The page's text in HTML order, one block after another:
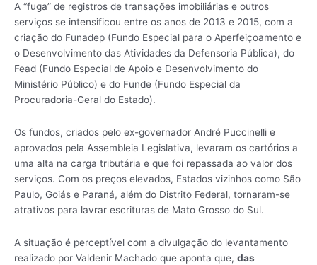
A “fuga” de registros de transações imobiliárias e outros
serviços se intensificou entre os anos de 2013 e 2015, com a
criação do Funadep (Fundo Especial para o Aperfeiçoamento e
o Desenvolvimento das Atividades da Defensoria Pública), do
Fead (Fundo Especial de Apoio e Desenvolvimento do
Ministério Público) e do Funde (Fundo Especial da
Procuradoria-Geral do Estado).
Os fundos, criados pelo ex-governador André Puccinelli e
aprovados pela Assembleia Legislativa, levaram os cartórios a
uma alta na carga tributária e que foi repassada ao valor dos
serviços. Com os preços elevados, Estados vizinhos como São
Paulo, Goiás e Paraná, além do Distrito Federal, tornaram-se
atrativos para lavrar escrituras de Mato Grosso do Sul.
A situação é perceptível com a divulgação do levantamento
realizado por Valdenir Machado que aponta que, das